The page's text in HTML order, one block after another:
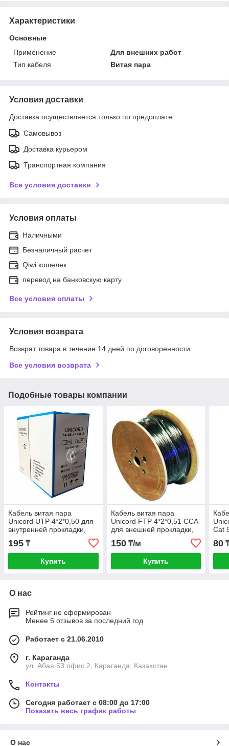
Характеристики
Основные
Применение
Для внешних работ
Тип кабеля
Витая пара
Условия доставки
Доставка осуществляется только по предоплате.
Самовывоз
Доставка курьером
Транспортная компания
Все условия доставки
Условия оплаты
Наличными
Безналичный расчет
Qiwi кошелек
перевод на банковскую карту
Все условия оплаты
Условия возврата
Возврат товара в течение 14 дней по договоренности
Все условия возврата
Подобные товары компании
Кабель витая пара
Unicord UTP 4*2*0,50 для
внутренней прокладки,
Cat 5e, 305м
195 ₸
Купить
Кабель витая пара
Unicord FTP 4*2*0,51 CCA
для внешней прокладки,
Cat 5e, 305м
150₸/м
Купить
Cat
80
О нас
Рейтинг не сформирован
Менее 5 отзывов за последний год
Работает с 21.06.2010
г. Караганда
ул. Абая 53 офис 2, Караганда, Казахстан
Контакты
Сегодня работает с 08:00 до 17:00
Показать весь график работы
О нас